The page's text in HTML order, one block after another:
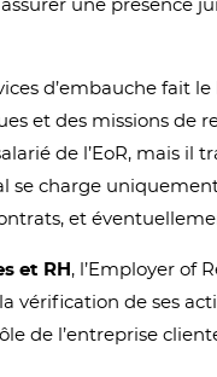
assurer une présence
d’embauche fait
et des missions de
de l’EoR, mais il
charge
et
et RH , l’Employer of
vérification de ses
de l’entreprise